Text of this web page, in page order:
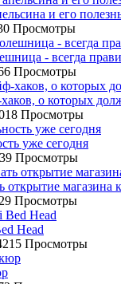
и его
Просмотры
- всегда
Просмотры
о которых
Просмотры
уже сегодня
Просмотры
открытие магазина
Просмотры
Head
Просмотры